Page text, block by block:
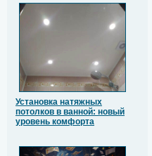
Установка натяжных
потолков в ванной: новый
уровень комфорта